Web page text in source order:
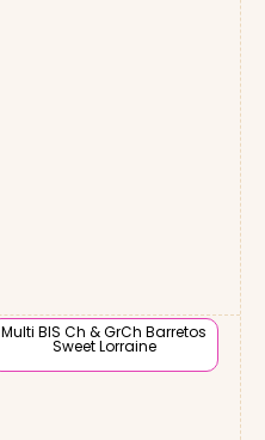
Multi BIS Ch & GrCh Barretos
Sweet Lorraine